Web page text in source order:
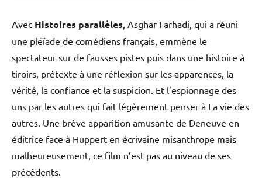
Avec Histoires parallèles , Asghar Farhadi, qui a réuni
une pléïade de comédiens français, emmène le
spectateur sur de fausses pistes puis dans une histoire à
tiroirs, prétexte à une réflexion sur les apparences, la
vérité, la confiance et la suspicion. Et l’espionnage des
uns par les autres qui fait légèrement penser à La vie des
autres. Une brève apparition amusante de Deneuve en
éditrice face à Huppert en écrivaine misanthrope mais
malheureusement, ce film n’est pas au niveau de ses
précédents.